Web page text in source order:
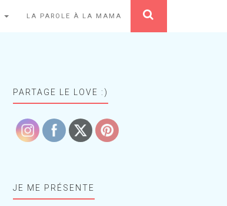
LA PAROLE À LA MAMA
PARTAGE LE LOVE :)
JE ME PRÉSENTE